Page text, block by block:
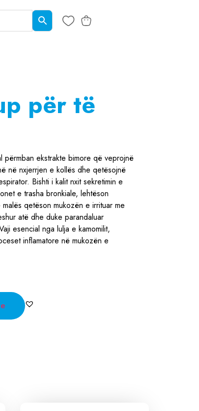
për të
përmban ekstrakte bimore që veprojnë
në nxjerrjen e kollës dhe qetësojnë
Bishti i kalit nxit sekretimin e
e trasha bronkiale, lehtëson
qetëson mukozën e irrituar me
atë dhe duke parandaluar
esencial nga lulja e kamomilit,
inflamatore në mukozën e